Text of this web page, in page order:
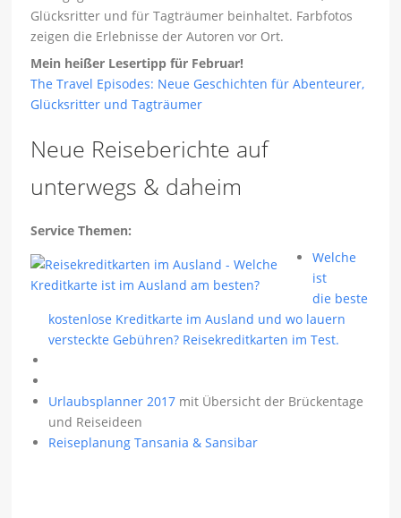
Glücksritter und für Tagträumer beinhaltet. Farbfotos
zeigen die Erlebnisse der Autoren vor Ort.
Mein heißer Lesertipp für Februar!
The Travel Episodes: Neue Geschichten für Abenteurer,
Glücksritter und Tagträumer
Neue Reiseberichte auf
unterwegs & daheim
Service Themen:
Welche
ist
die beste
kostenlose Kreditkarte im Ausland und wo lauern
versteckte Gebühren? Reisekreditkarten im Test.
Urlaubsplanner 2017 mit Übersicht der Brückentage
und Reiseideen
Reiseplanung Tansania & Sansibar